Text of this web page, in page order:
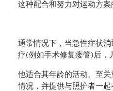
这种配合和努力对运动方案
通常情况下，当急性症状
疗(例如手术修复瘘管)后，
他适合其年龄的活动。至
情况，并提供与照护者一